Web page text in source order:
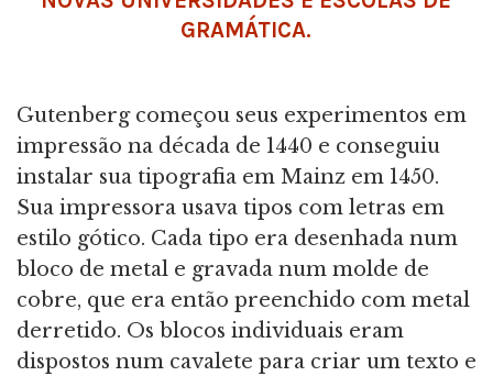
GRAMÁTICA.
Gutenberg começou seus experimentos em
impressão na década de 1440 e conseguiu
instalar sua tipografia em Mainz em 1450.
Sua impressora usava tipos com letras em
estilo gótico. Cada tipo era desenhada num
bloco de metal e gravada num molde de
cobre, que era então preenchido com metal
derretido. Os blocos individuais eram
dispostos num cavalete para criar um texto e